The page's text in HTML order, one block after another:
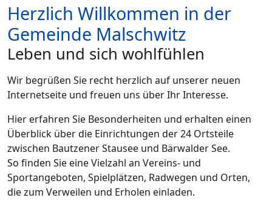
Herzlich Willkommen in der
Gemeinde Malschwitz
Leben und sich wohlfühlen
Wir begrüßen Sie recht herzlich auf unserer neuen
Internetseite und freuen uns über Ihr Interesse.
Hier erfahren Sie Besonderheiten und erhalten einen
Überblick über die Einrichtungen der 24 Ortsteile
zwischen Bautzener Stausee und Bärwalder See.
So finden Sie eine Vielzahl an Vereins- und
Sportangeboten, Spielplätzen, Radwegen und Orten,
die zum Verweilen und Erholen einladen.